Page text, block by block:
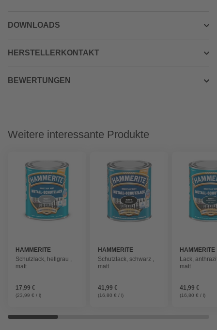
DOWNLOADS
HERSTELLERKONTAKT
BEWERTUNGEN
Weitere interessante Produkte
HAMMERITE
Schutzlack, hellgrau ,
matt
17,99 €
(23,99 € / l)
HAMMERITE
Schutzlack, schwarz ,
matt
41,99 €
(16,80 € / l)
HAMMERITE
Lack,
matt
41,99 €
(16,80 € / l)